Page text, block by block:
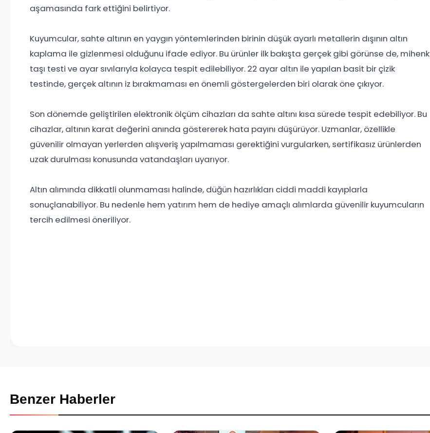
aşamasında fark ettiğini belirtiyor.
Kuyumcular, sahte altının en yaygın yöntemlerinden birinin düşük ayarlı metallerin dışının altın
kaplama ile gizlenmesi olduğunu ifade ediyor. Bu ürünler ilk bakışta gerçek gibi görünse de, mihenk
taşı testi ve ayar sıvılarıyla kolayca tespit edilebiliyor. 22 ayar altın ile yapılan basit bir çizik
testinde, gerçek altının iz bırakmaması en önemli göstergelerden biri olarak öne çıkıyor.
Son dönemde geliştirilen elektronik ölçüm cihazları da sahte altını kısa sürede tespit edebiliyor. Bu
cihazlar, altının karat değerini anında göstererek hata payını düşürüyor. Uzmanlar, özellikle
güvenilir olmayan yerlerden alışveriş yapılmaması gerektiğini vurgularken, sertifikasız ürünlerden
uzak durulması konusunda vatandaşları uyarıyor.
Altın alımında dikkatli olunmaması halinde, düğün hazırlıkları ciddi maddi kayıplarla
sonuçlanabiliyor. Bu nedenle hem yatırım hem de hediye amaçlı alımlarda güvenilir kuyumcuların
tercih edilmesi öneriliyor.
Benzer Haberler